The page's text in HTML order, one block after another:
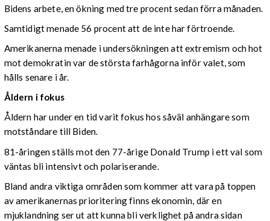
Bidens arbete, en ökning med tre procent sedan förra månaden.
Samtidigt menade 56 procent att de inte har förtroende.
Amerikanerna menade i undersökningen att extremism och hot
mot demokratin var de största farhågorna inför valet, som
hålls senare i år.
Åldern i fokus
Åldern har under en tid varit fokus hos såväl anhängare som
motståndare till Biden.
81-åringen ställs mot den 77-årige Donald Trump i ett val som
väntas bli intensivt och polariserande.
Bland andra viktiga områden som kommer att vara på toppen
av amerikanernas prioritering finns ekonomin, där en
mjuklandning ser ut att kunna bli verklighet på andra sidan